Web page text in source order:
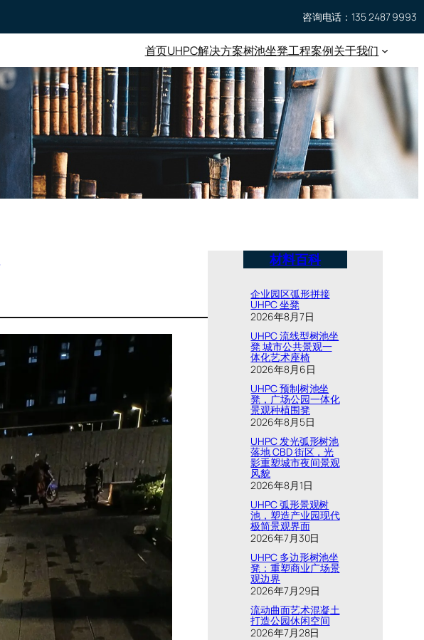
咨询电话：135 2487 9993
首页UHPC解决方案树池坐凳工程案例关于我们
材料百科
企业园区弧形拼接
UHPC 坐凳
2026年8月7日
UHPC 流线型树池坐
凳 城市公共景观一
体化艺术座椅
2026年8月6日
UHPC 预制树池坐
凳，广场公园一体化
景观种植围凳
2026年8月5日
UHPC 发光弧形树池
落地 CBD 街区，光
影重塑城市夜间景观
风貌
2026年8月1日
UHPC 弧形景观树
池，塑造产业园现代
极简景观界面
2026年7月30日
UHPC 多边形树池坐
凳：重塑商业广场景
观边界
2026年7月29日
流动曲面艺术混凝土
打造公园休闲空间
2026年7月28日